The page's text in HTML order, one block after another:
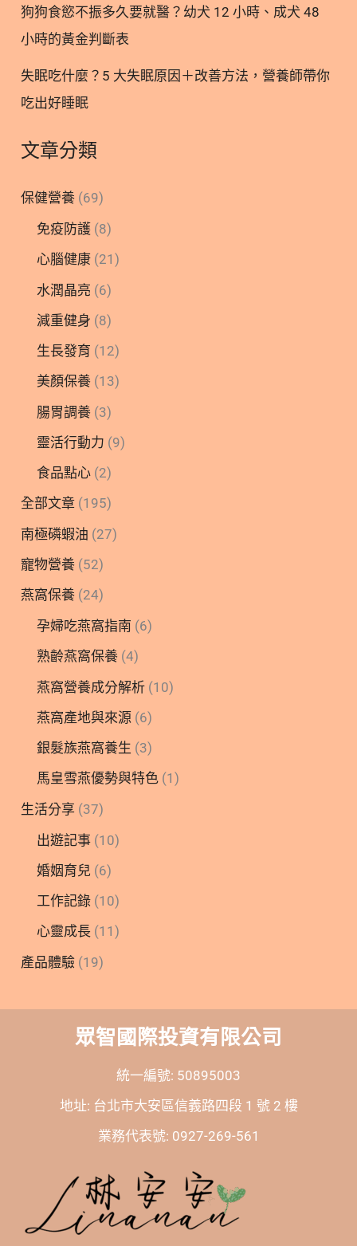
狗狗食慾不振多久要就醫？幼犬 12 小時、成犬 48
小時的黃金判斷表
失眠吃什麼？5 大失眠原因＋改善方法，營養師帶你
吃出好睡眠
文章分類
保健營養 (69)
免疫防護 (8)
心腦健康 (21)
水潤晶亮 (6)
減重健身 (8)
生長發育 (12)
美顏保養 (13)
腸胃調養 (3)
靈活行動力 (9)
食品點心 (2)
全部文章 (195)
南極磷蝦油 (27)
寵物營養 (52)
燕窩保養 (24)
孕婦吃燕窩指南 (6)
熟齡燕窩保養 (4)
燕窩營養成分解析 (10)
燕窩產地與來源 (6)
銀髮族燕窩養生 (3)
馬皇雪燕優勢與特色 (1)
生活分享 (37)
出遊記事 (10)
婚姻育兒 (6)
工作記錄 (10)
心靈成長 (11)
產品體驗 (19)
眾智國際投資有限公司
統一編號: 50895003
地址: 台北市大安區信義路四段 1 號 2 樓
業務代表號: 0927-269-561